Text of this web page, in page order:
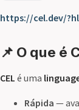
https://cel.dev/
📌 O que é
CEL é uma
Rápida —